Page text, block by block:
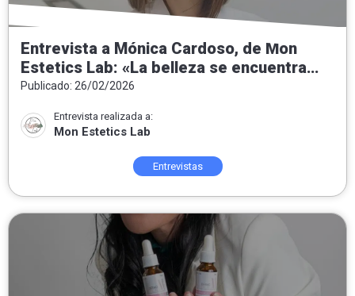
Entrevista a Mónica Cardoso, de Mon
Estetics Lab: «La belleza se encuentra
tanto por dentro como por fuera»
Publicado: 26/02/2026
Entrevista realizada a:
Mon Estetics Lab
Entrevistas